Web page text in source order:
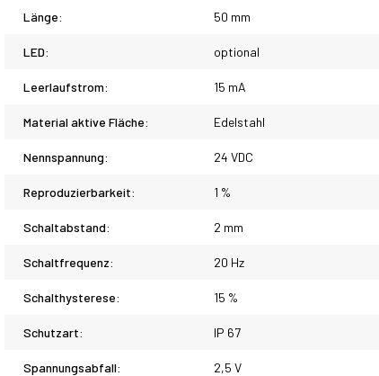
Länge: 50 mm
LED: optional
Leerlaufstrom: 15 mA
Material aktive Fläche: Edelstahl
Nennspannung: 24 VDC
Reproduzierbarkeit: 1 %
Schaltabstand: 2 mm
Schaltfrequenz: 20 Hz
Schalthysterese: 15 %
Schutzart: IP 67
Spannungsabfall: 2,5 V